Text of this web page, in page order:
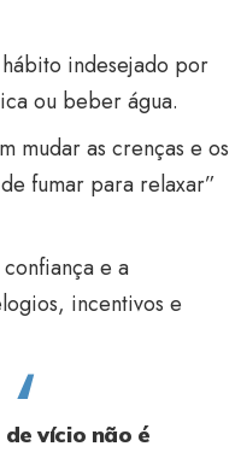
indesejado por
ou beber água.
mudar as crenças e os
fumar para relaxar”
e a
incentivos e
vício não é